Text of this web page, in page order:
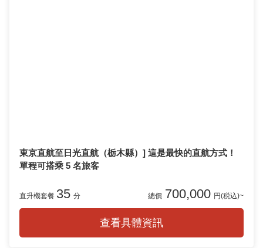
東京直航至日光直航（栃木縣）] 這是最快的直航方式！
單程可搭乘 5 名旅客
直升機套餐 35 分 總價 700,000 円(税込)~
查看具體資訊